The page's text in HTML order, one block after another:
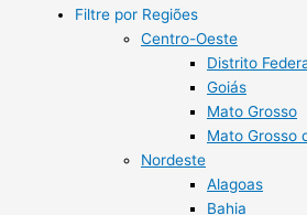
Filtre por Regiões
Centro-Oeste
Distrito
Goiás
Mato Grosso
Mato Grosso
Nordeste
Alagoas
Bahia